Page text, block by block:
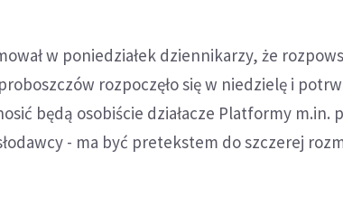
w poniedziałek dziennikarzy, że
rozpoczęło się w niedzielę i
będą osobiście działacze Platformy m.in.
- ma być pretekstem do szczerej